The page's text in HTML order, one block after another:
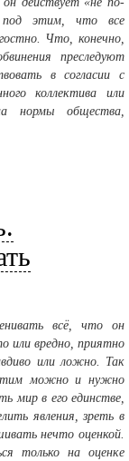
под этим, что все
Что, конечно,
преследуют
в согласии с
коллектива или
нормы общества,
всё, что он
или вредно, приятно
или ложно. Так
этим можно и нужно
мир в его единстве,
явления, зреть в
нечто оценкой.
только на оценке